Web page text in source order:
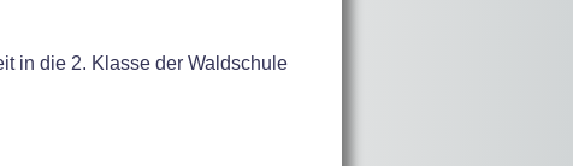
in die 2. Klasse der Waldschule